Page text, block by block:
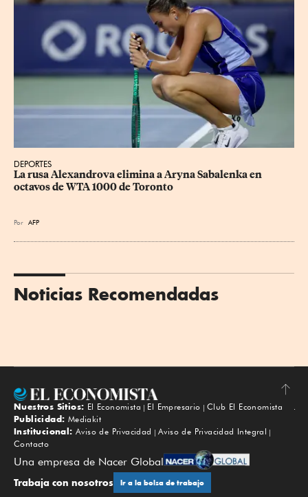
DEPORTES
La rusa Alexandrova elimina a Aryna Sabalenka en
octavos de WTA 1000 de Toronto
Por AFP
Noticias Recomendadas
Subir
Nuestros Sitios: El Economista El Empresario
Club El Economista
Publicidad: Mediakit
Institucional: Aviso de Privacidad
Aviso de Privacidad Integral
Contacto
Una empresa de Nacer Global
Trabaja con nosotros Ir a la bolsa de trabajo